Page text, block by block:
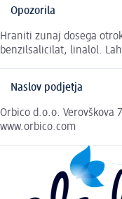
Opozorila
Hraniti zunaj dosega
benzilsalicilat, linalol.
Naslov podjetja
Orbico d.o.o. Verovškova
www.orbico.com